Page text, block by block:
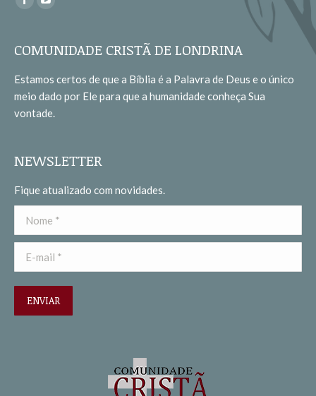
Facebook
opens
new
window
opens
new
window
COMUNIDADE CRISTÃ DE LONDRINA
Estamos certos de que a Bíblia é a Palavra de Deus e o único
meio dado por Ele para que a humanidade conheça Sua
vontade.
NEWSLETTER
Fique atualizado com novidades.
Nome *
E-mail *
ENVIAR